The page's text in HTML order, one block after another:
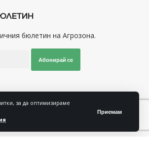
за да оптимизираме
Приемам
бюлетин на Агрозона.
Абонирай се
Последвайте ни